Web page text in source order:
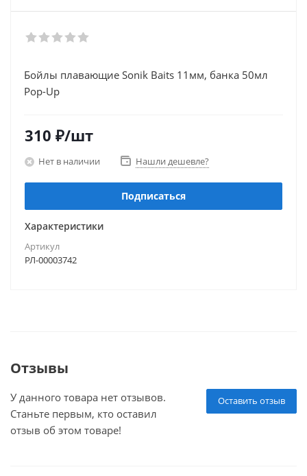
Бойлы плавающие Sonik Baits 11мм, банка 50мл
Pop-Up
310 ₽/шт
Нет в наличии Нашли дешевле?
Подписаться
Характеристики
Артикул
РЛ-00003742
Отзывы
Оставить отзыв
У данного товара нет отзывов.
Станьте первым, кто оставил
отзыв об этом товаре!